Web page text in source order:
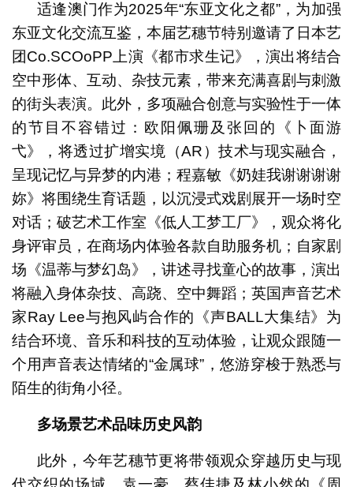
适逢澳门作为2025年“东亚文化之都”，为加强
东亚文化交流互鉴，本届艺穗节特别邀请了日本艺
团Co.SCOoPP上演《都市求生记》，演出将结合
空中形体、互动、杂技元素，带来充满喜剧与刺激
的街头表演。此外，多项融合创意与实验性于一体
的节目不容错过：欧阳佩珊及张回的《卜面游
弋》，将透过扩增实境（AR）技术与现实融合，
呈现记忆与异梦的内港；程嘉敏《奶娃我谢谢谢谢
妳》将围绕生育话题，以沉浸式戏剧展开一场时空
对话；破艺术工作室《低人工梦工厂》，观众将化
身评审员，在商场内体验各款自助服务机；自家剧
场《温蒂与梦幻岛》，讲述寻找童心的故事，演出
将融入身体杂技、高跷、空中舞蹈；英国声音艺术
家Ray Lee与抱风屿合作的《声BALL大集结》为
结合环境、音乐和科技的互动体验，让观众跟随一
个用声音表达情绪的“金属球”，悠游穿梭于熟悉与
陌生的街角小径。
多场景艺术品味历史风韵
此外，今年艺穗节更将带领观众穿越历史与现